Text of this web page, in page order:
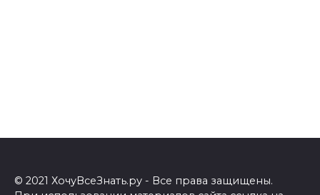
© 2021 ХочуВсеЗнать.ру - Все права защищены.